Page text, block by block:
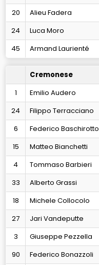
20 Alieu Fadera
24 Luca Moro
45 Armand Laurienté
Cremonese
1
Emilio Audero
24
Filippo Terracciano
6
Federico Baschirotto
15
Matteo Bianchetti
4 Tommaso Barbieri
33 Alberto Grassi
18 Michele Collocolo
27
Jari Vandeputte
3
Giuseppe Pezzella
90
Federico Bonazzoli